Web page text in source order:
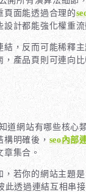
頁面能透過合理的
計都能強化權重流
，反而可能稀釋
產品頁則可連向
道網站有哪些核
明確後， seo內部
集合。
若你的網站主題
此透過連結互相串